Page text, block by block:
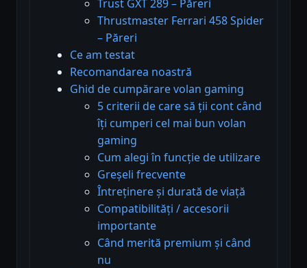
Trust GXT 289 – Păreri
Thrustmaster Ferrari 458 Spider
– Păreri
Ce am testat
Recomandarea noastră
Ghid de cumpărare volan gaming
5 criterii de care să ții cont când
îți cumperi cel mai bun volan
gaming
Cum alegi în funcție de utilizare
Greșeli frecvente
Întreținere și durată de viață
Compatibilități / accesorii
importante
Când merită premium și când
nu